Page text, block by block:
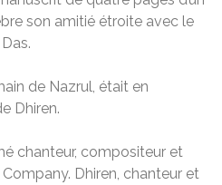
son amitié étroite avec le
de Nazrul, était en
Dhiren.
chanteur, compositeur et
Dhiren, chanteur et